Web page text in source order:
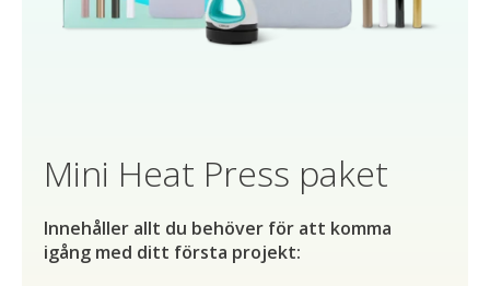
Mini Heat Press paket
Innehåller allt du behöver för att komma
igång med ditt första projekt: